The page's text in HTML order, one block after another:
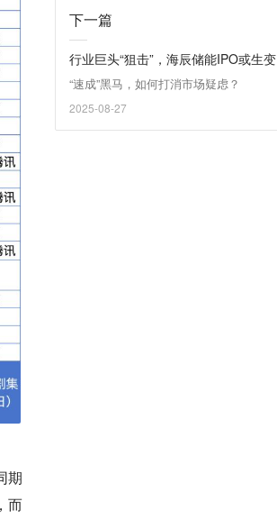
期
而
下一篇
行业巨头“狙击”，海辰储能IPO或生变
“速成”黑马，如何打消市场疑虑？
2025-08-27